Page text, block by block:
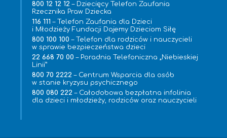
800 12 12 12 – Dziecięcy Telefon Zaufania
Rzecznika Praw Dziecka
116 111– Telefon Zaufania dla Dzieci
i Młodzieży Fundacji Dajemy Dzieciom Siłę
800 100 100 – Telefon dla rodziców i nauczycieli
w sprawie bezpieczeństwa dzieci
22 668 70 00 – Poradnia Telefoniczna „Niebieskiej
Linii”
800 70 2222 – Centrum Wsparcia dla osób
w stanie kryzysu psychicznego
800 080 222 – Całodobowa bezpłatna infolinia
dla dzieci i młodzieży, rodziców oraz nauczycieli